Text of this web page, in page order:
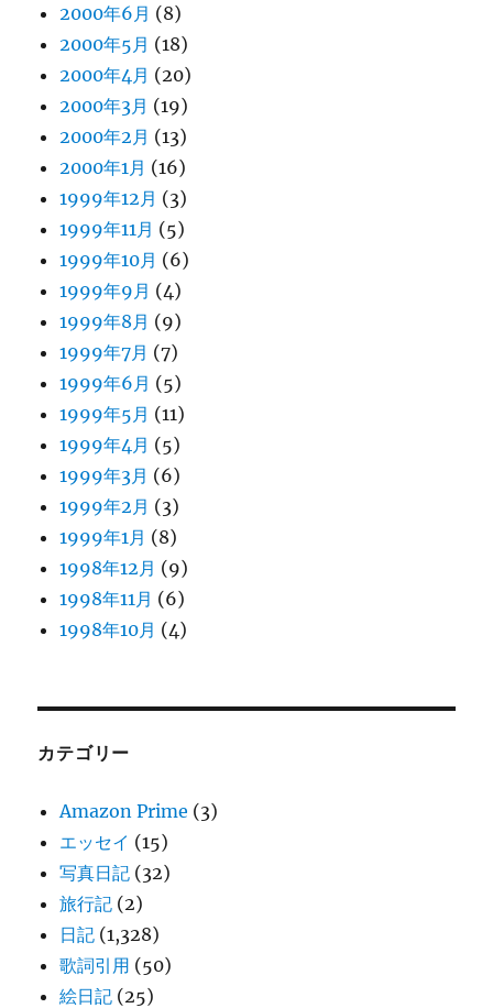
2000年6月 (8)
2000年5月 (18)
2000年4月 (20)
2000年3月 (19)
2000年2月 (13)
2000年1月 (16)
1999年12月 (3)
1999年11月 (5)
1999年10月 (6)
1999年9月 (4)
1999年8月 (9)
1999年7月 (7)
1999年6月 (5)
1999年5月 (11)
1999年4月 (5)
1999年3月 (6)
1999年2月 (3)
1999年1月 (8)
1998年12月 (9)
1998年11月 (6)
1998年10月 (4)
カテゴリー
Amazon Prime (3)
エッセイ (15)
写真日記 (32)
旅行記 (2)
日記 (1,328)
歌詞引用 (50)
絵日記 (25)